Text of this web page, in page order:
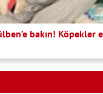
bakın! Köpekler